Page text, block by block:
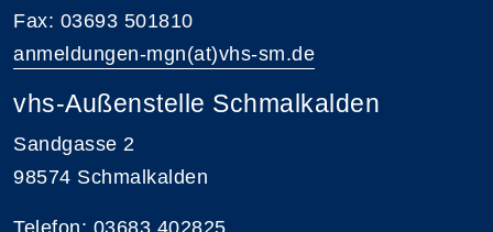
Fax: 03693 501810
anmeldungen-mgn(at)vhs-sm.de
vhs-Außenstelle Schmalkalden
Sandgasse 2
98574 Schmalkalden
Telefon: 03683 402825